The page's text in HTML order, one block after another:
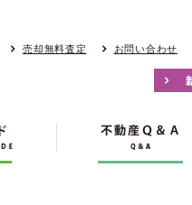
売却無料査定 お問い合わせ